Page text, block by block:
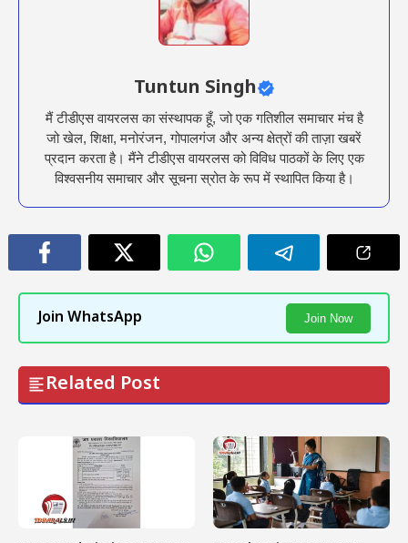
Tuntun Singh
मैं टीडीएस वायरलस का संस्थापक हूँ, जो एक गतिशील समाचार मंच है
जो खेल, शिक्षा, मनोरंजन, गोपालगंज और अन्य क्षेत्रों की ताज़ा खबरें
प्रदान करता है। मैंने टीडीएस वायरलस को विविध पाठकों के लिए एक
विश्वसनीय समाचार और सूचना स्रोत के रूप में स्थापित किया है।
Join WhatsApp Join Now
Related Post